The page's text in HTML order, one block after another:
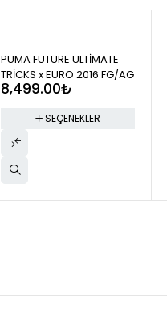
PUMA FUTURE ULTİMATE
TRİCKS x EURO 2016 FG/AG
8,499.00₺
SEÇENEKLER